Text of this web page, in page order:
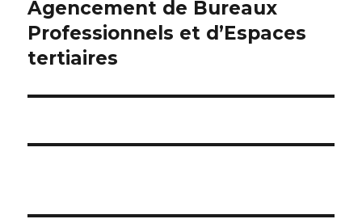
l’article
Agencement de Bureaux
Professionnels et d’Espaces
tertiaires